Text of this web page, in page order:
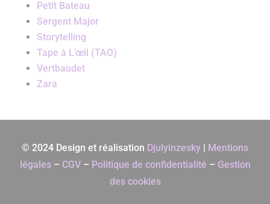
Petit Bateau
Sergent Major
Storytelling
Tape à L’œil (TAO)
Vertbaudet
Zara
© 2024 Design et réalisation Djulyinzesky | Mentions
légales– CGV– Politique de confidentialité – Gestion
des cookies